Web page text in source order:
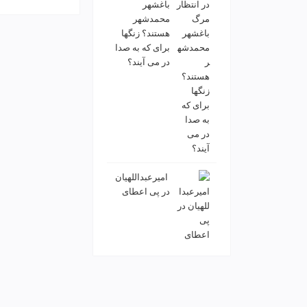
باغشهر
محمدشهر
هستند؟ زنگها
برای که به صدا
در می آیند؟
️ امیرعبداللهیان
در پی اعطای